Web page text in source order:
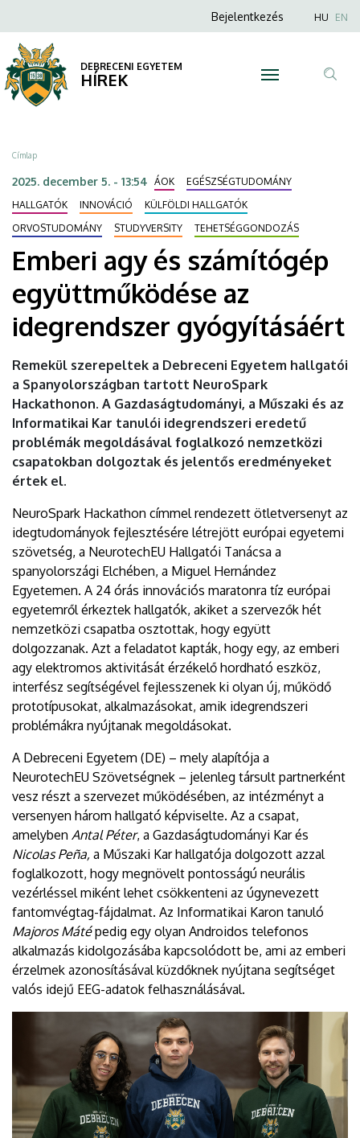
agy
és
számítógép
együttműködése
az
idegrendszer
gyógyításáért
DEBRECENI
EGYETEM
a
tartalomra
Anonim
menüje
Bejelentkezés HU EN
DEBRECENI EGYETEM
HÍREK
Morzsa
Címlap
2025. december 5. - 13:54 ÁOK
EGÉSZSÉGTUDOMÁNY
HALLGATÓK
INNOVÁCIÓ
KÜLFÖLDI HALLGATÓK
ORVOSTUDOMÁNY
STUDYVERSITY TEHETSÉGGONDOZÁS
Emberi agy és számítógép
együttműködése az
idegrendszer gyógyításáért
Remekül szerepeltek a Debreceni Egyetem hallgatói
a Spanyolországban tartott NeuroSpark
Hackathonon. A Gazdaságtudományi, a Műszaki és az
Informatikai Kar tanulói idegrendszeri eredetű
problémák megoldásával foglalkozó nemzetközi
csapatokban dolgoztak és jelentős eredményeket
értek el.
NeuroSpark Hackathon címmel rendezett ötletversenyt az
idegtudományok fejlesztésére létrejött európai egyetemi
szövetség, a NeurotechEU Hallgatói Tanácsa a
spanyolországi Elchében, a Miguel Hernández
Egyetemen. A 24 órás innovációs maratonra tíz európai
egyetemről érkeztek hallgatók, akiket a szervezők hét
nemzetközi csapatba osztottak, hogy együtt
dolgozzanak. Azt a feladatot kapták, hogy egy, az emberi
agy elektromos aktivitását érzékelő hordható eszköz,
interfész segítségével fejlesszenek ki olyan új, működő
prototípusokat, alkalmazásokat, amik idegrendszeri
problémákra nyújtanak megoldásokat.
A Debreceni Egyetem (DE) – mely alapítója a
NeurotechEU Szövetségnek – jelenleg társult partnerként
vesz részt a szervezet működésében, az intézményt a
versenyen három hallgató képviselte. Az a csapat,
amelyben Antal Péter, a Gazdaságtudományi Kar és
Nicolas Peña, a Műszaki Kar hallgatója dolgozott azzal
foglalkozott, hogy megnövelt pontosságú neurális
vezérléssel miként lehet csökkenteni az úgynevezett
fantomvégtag-fájdalmat. Az Informatikai Karon tanuló
Majoros Mátépedig egy olyan Androidos telefonos
alkalmazás kidolgozásába kapcsolódott be, ami az emberi
érzelmek azonosításával küzdőknek nyújtana segítséget
valós idejű EEG-adatok felhasználásával.